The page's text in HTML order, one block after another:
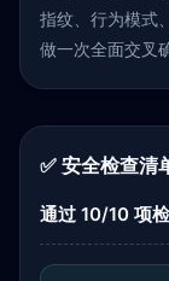
指纹、行为模式
做一次全面交叉
✅ 安全检查清
通过 10/10 项